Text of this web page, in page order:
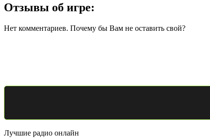
Отзывы об игре:
Нет комментариев. Почему бы Вам не оставить свой?
Лучшие радио онлайн